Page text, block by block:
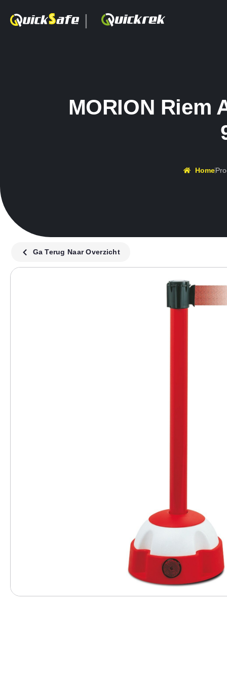
|
MORION Riem
Home
Ga Terug Naar Overzicht